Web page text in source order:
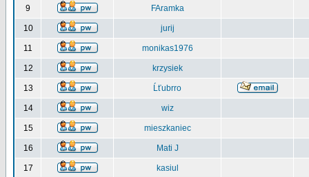
9 FAramka
10 jurij
11 monikas1976
12 krzysiek
13 Ĺťubrro
14 wiz
15 mieszkaniec
16 Mati J
17 kasiul